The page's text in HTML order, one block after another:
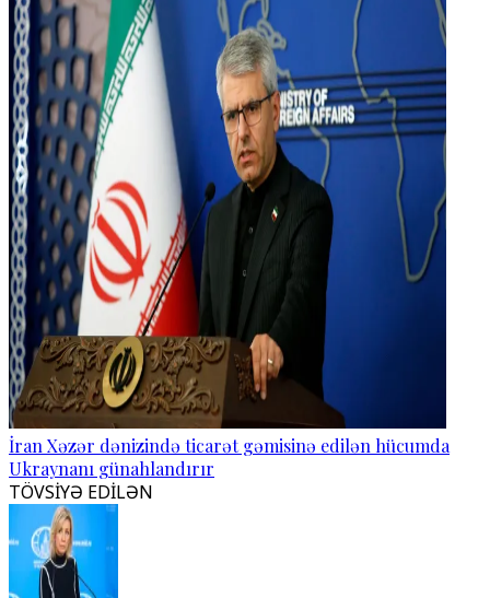
İran Xəzər dənizində ticarət gəmisinə edilən hücumda
Ukraynanı günahlandırır
TÖVSİYƏ EDİLƏN